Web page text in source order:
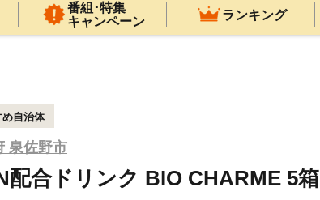
番組･特集
キャンペーン
ランキング
め自治体
泉佐野市
配合ドリンク BIO CHARME 5箱